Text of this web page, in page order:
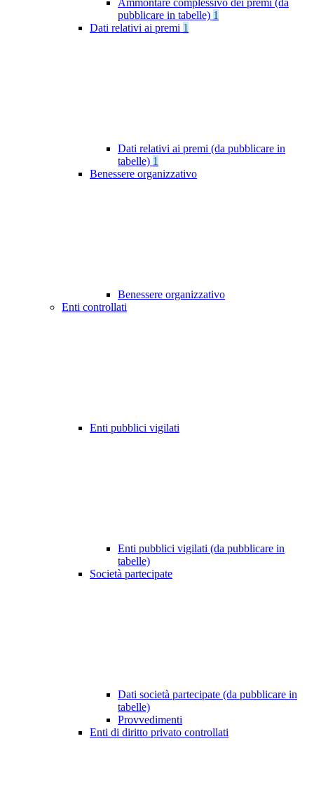
Ammontare complessivo dei premi (da
pubblicare in tabelle) 1
Dati relativi ai premi 1
Dati relativi ai premi (da pubblicare in
tabelle) 1
Benessere organizzativo
Benessere organizzativo
Enti controllati
Enti pubblici vigilati
Enti pubblici vigilati (da pubblicare in
tabelle)
Società partecipate
Dati società partecipate (da pubblicare in
tabelle)
Provvedimenti
Enti di diritto privato controllati